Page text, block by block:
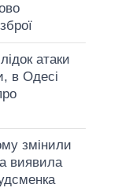
атаки
в Одесі
змінили
виявила